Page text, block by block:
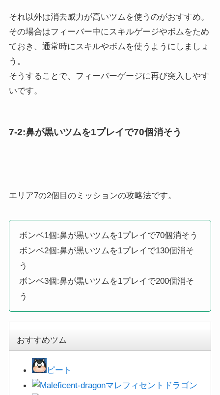
それ以外は消去威力が高いツムを使うのがおすすめ。
その場合はフィーバー中にスキルゲージやボムをため
ておき、通常時にスキルやボムを使うようにしましょ
う。
そうすることで、フィーバーゲージに再び突入しやす
いです。
7-2:鼻が黒いツムを1プレイで70個消そう
エリア7の2個目のミッションの攻略法です。
ボンベ1個:鼻が黒いツムを1プレイで70個消そう
ボンベ2個:鼻が黒いツムを1プレイで130個消そ
う
ボンベ3個:鼻が黒いツムを1プレイで200個消そ
う
おすすめツム
ピート
マレフィセントドラゴン